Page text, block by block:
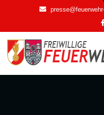
springen